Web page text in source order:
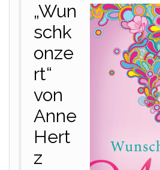
„Wun
schk
onze
rt“
von
Anne
Hert
z